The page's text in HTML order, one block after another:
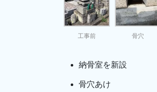
工事前 骨穴
納骨室を新設
骨穴あけ